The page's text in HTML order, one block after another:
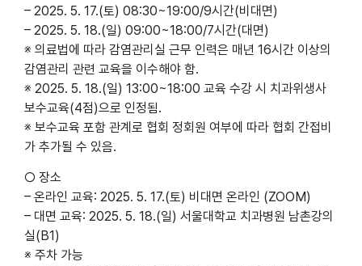
– 2025. 5. 17.(토) 08:30~19:00/9시간(비대면)
– 2025. 5. 18.(일) 09:00~18:00/7시간(대면)
※ 의료법에 따라 감염관리실 근무 인력은 매년 16시간 이상의
감염관리 관련 교육을 이수해야 함.
※ 2025. 5. 18.(일) 13:00~18:00 교육 수강 시 치과위생사
보수교육(4점)으로 인정됨.
※ 보수교육 포함 관계로 협회 정회원 여부에 따라 협회 간접비
가 추가될 수 있음.
○ 장소
– 온라인 교육: 2025. 5. 17.(토) 비대면 온라인 (ZOOM)
– 대면 교육: 2025. 5. 18.(일) 서울대학교 치과병원 남촌강의
실(B1)
※ 주차 가능